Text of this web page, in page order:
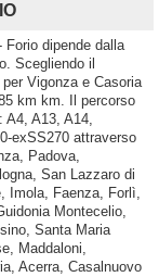
Forio dipende dalla
Scegliendo il
Vigonza e Casoria
km km. Il percorso
A4, A13, A14,
exSS270 attraverso
Padova,
San Lazzaro di
Imola, Faenza, Forlì,
Montecelio,
Santa Maria
Maddaloni,
Acerra, Casalnuovo